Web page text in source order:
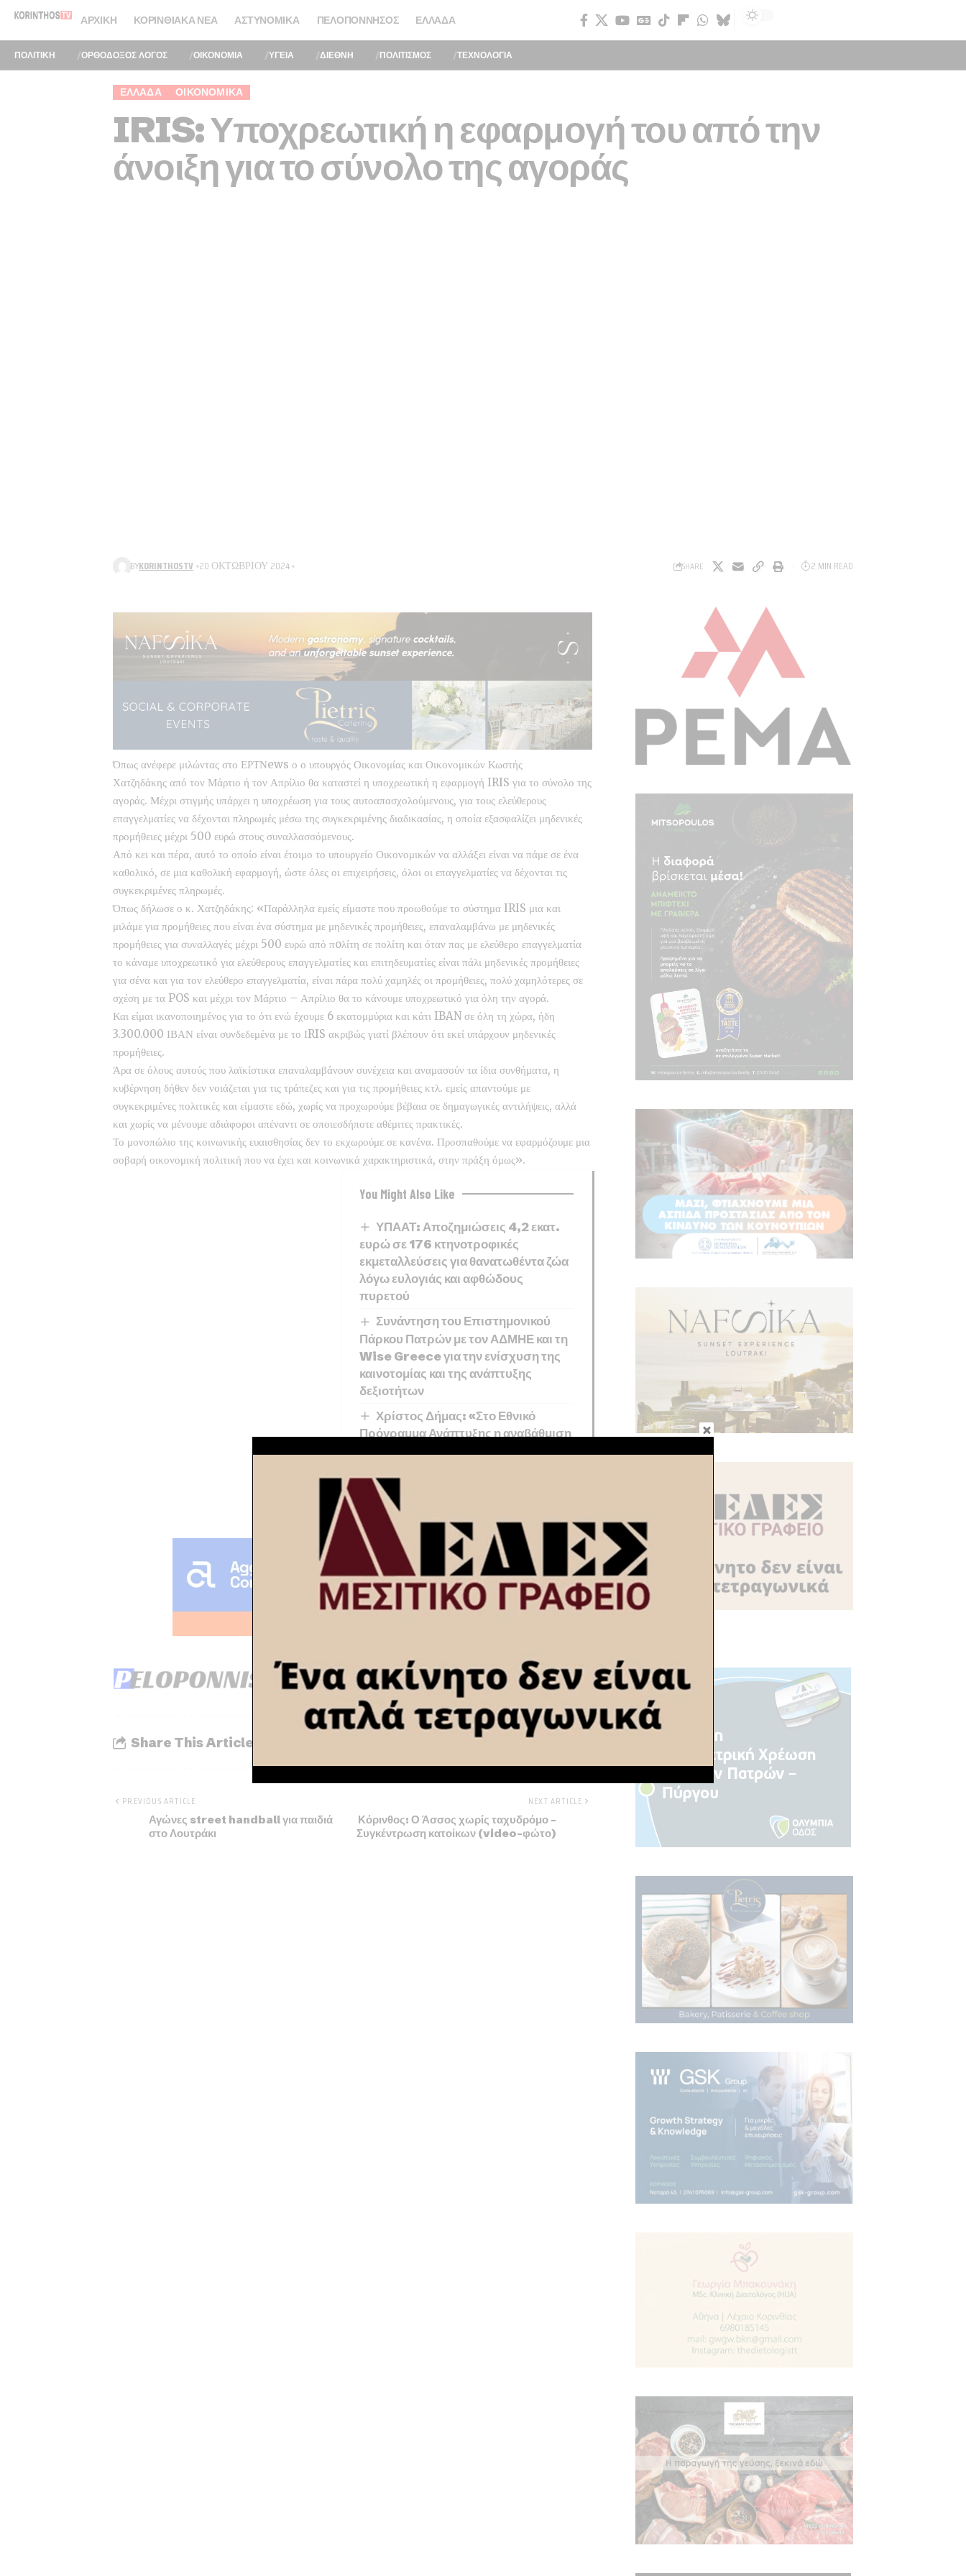
ΑΡΧΙΚΉ ΚΟΡΙΝΘΙΑΚΆ ΝΈΑ ΑΣΤΥΝΟΜΙΚΆ ΠΕΛΟΠΌΝΝΗΣΟΣ ΕΛΛΆΔΑ
ΠΟΛΙΤΙΚΗ ΟΡΘΟΔΟΞΟΣ ΛΟΓΟΣ ΟΙΚΟΝΟΜΙΑ ΥΓΕΙΑ ΔΙΕΘΝΗ ΠΟΛΙΤΙΣΜΟΣ ΤΕΧΝΟΛΟΓΙΑ
ΕΛΛΆΔΑ ΟΙΚΟΝΟΜΙΚΆ
IRIS: Υποχρεωτική η εφαρμογή του από την
άνοιξη για το σύνολο της αγοράς
BYKORINTHOSTV 20 ΟΚΤΩΒΡΊΟΥ 2024 SHARE 2 MIN READ
Όπως ανέφερε μιλώντας στο ΕΡΤΝews ο ο υπουργός Οικονομίας και Οικονομικών Κωστής
Χατζηδάκης από τον Μάρτιο ή τον Απρίλιο θα καταστεί η υποχρεωτική η εφαρμογή IRIS για το σύνολο της
αγοράς. Μέχρι στιγμής υπάρχει η υποχρέωση για τους αυτοαπασχολούμενους, για τους ελεύθερους
επαγγελματίες να δέχονται πληρωμές μέσω της συγκεκριμένης διαδικασίας, η οποία εξασφαλίζει μηδενικές
προμήθειες μέχρι 500 ευρώ στους συναλλασσόμενους.
Από κει και πέρα, αυτό το οποίο είναι έτοιμο το υπουργείο Οικονομικών να αλλάξει είναι να πάμε σε ένα
καθολικό, σε μια καθολική εφαρμογή, ώστε όλες οι επιχειρήσεις, όλοι οι επαγγελματίες να δέχονται τις
συγκεκριμένες πληρωμές.
Όπως δήλωσε ο κ. Χατζηδάκης: «Παράλληλα εμείς είμαστε που προωθούμε το σύστημα IRIS μια και
μιλάμε για προμήθειες που είναι ένα σύστημα με μηδενικές προμήθειες, επαναλαμβάνω με μηδενικές
προμήθειες για συναλλαγές μέχρι 500 ευρώ από πoλίτη σε πολίτη και όταν πας με ελεύθερο επαγγελματία
το κάναμε υποχρεωτικό για ελεύθερους επαγγελματίες και επιτηδευματίες είναι πάλι μηδενικές προμήθειες
για σένα και για τον ελεύθερο επαγγελματία, είναι πάρα πολύ χαμηλές οι προμήθειες, πολύ χαμηλότερες σε
σχέση με τα POS και μέχρι τον Μάρτιο – Απρίλιο θα το κάνουμε υποχρεωτικό για όλη την αγορά.
Και είμαι ικανοποιημένος για το ότι ενώ έχουμε 6 εκατομμύρια και κάτι IBAN σε όλη τη χώρα, ήδη
3.300.000 ΙΒΑΝ είναι συνδεδεμένα με το ΙRIS ακριβώς γιατί βλέπουν ότι εκεί υπάρχουν μηδενικές
προμήθειες.
Άρα σε όλους αυτούς που λαϊκίστικα επαναλαμβάνουν συνέχεια και αναμασούν τα ίδια συνθήματα, η
κυβέρνηση δήθεν δεν νοιάζεται για τις τράπεζες και για τις προμήθειες κτλ. εμείς απαντούμε με
συγκεκριμένες πολιτικές και είμαστε εδώ, χωρίς να προχωρούμε βέβαια σε δημαγωγικές αντιλήψεις, αλλά
και χωρίς να μένουμε αδιάφοροι απέναντι σε οποιεσδήποτε αθέμιτες πρακτικές.
Το μονοπώλιο της κοινωνικής ευαισθησίας δεν το εκχωρούμε σε κανένα. Προσπαθούμε να εφαρμόζουμε μια
σοβαρή οικονομική πολιτική που να έχει και κοινωνικά χαρακτηριστικά, στην πράξη όμως».
You Might Also Like
ΥΠΑΑΤ: Αποζημιώσεις 4,2 εκατ.
ευρώ σε 176 κτηνοτροφικές
εκμεταλλεύσεις για θανατωθέντα ζώα
λόγω ευλογιάς και αφθώδους
πυρετού
Συνάντηση του Επιστημονικού
Πάρκου Πατρών με τον ΑΔΜΗΕ και τη
Wise Greece για την ενίσχυση της
καινοτομίας και της ανάπτυξης
δεξιοτήτων
Χρίστος Δήμας: «Στο Εθνικό
Πρόγραμμα Ανάπτυξης η αναβάθμιση
Συναγερμός για τον ιό του Δυτικού
Νείλου: 23 νέα κρούσματα σε μία
εβδομάδα και 6 νεκροί
Share This Article
PREVIOUS ARTICLE
Αγώνες street handball για παιδιά
στο Λουτράκι
NEXT ARTICLE
Κόρινθος: Ο Άσσος χωρίς ταχυδρόμο –
Συγκέντρωση κατοίκων (video-φώτο)